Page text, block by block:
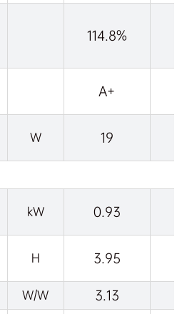
114.8%
A+
W 19
kW 0.93
H 3.95
W/W
3.13